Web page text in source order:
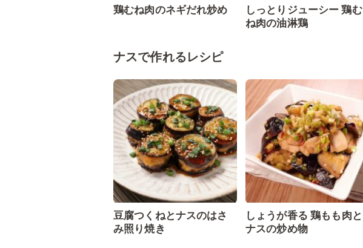
鶏むね肉のネギだれ炒め
しっとりジューシー 鶏む
ね肉の油淋鶏
ナスで作れるレシピ
豆腐つくねとナスのはさ
み照り焼き
しょうが香る 鶏もも肉と
ナスの炒め物